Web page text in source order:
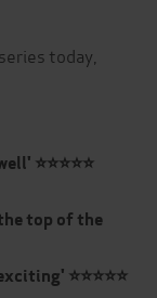
today,
⭐⭐⭐⭐⭐
top of the
⭐⭐⭐⭐⭐